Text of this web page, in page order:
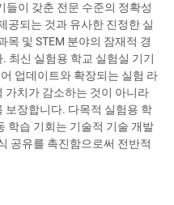
들이 갖춘 전문 수준의 정확성
공되는 것과 유사한 진정한 실
목 및 STEM 분야의 잠재적 경
최신 실험용 학교 실험실 기기
업데이트와 확장되는 실험 라
가치가 감소하는 것이 아니라
보장합니다. 다목적 실험용 학
학습 기회는 기술적 기술 개발
공유를 촉진함으로써 전반적